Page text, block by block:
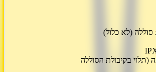
(תלוי בקיבולת הסוללה